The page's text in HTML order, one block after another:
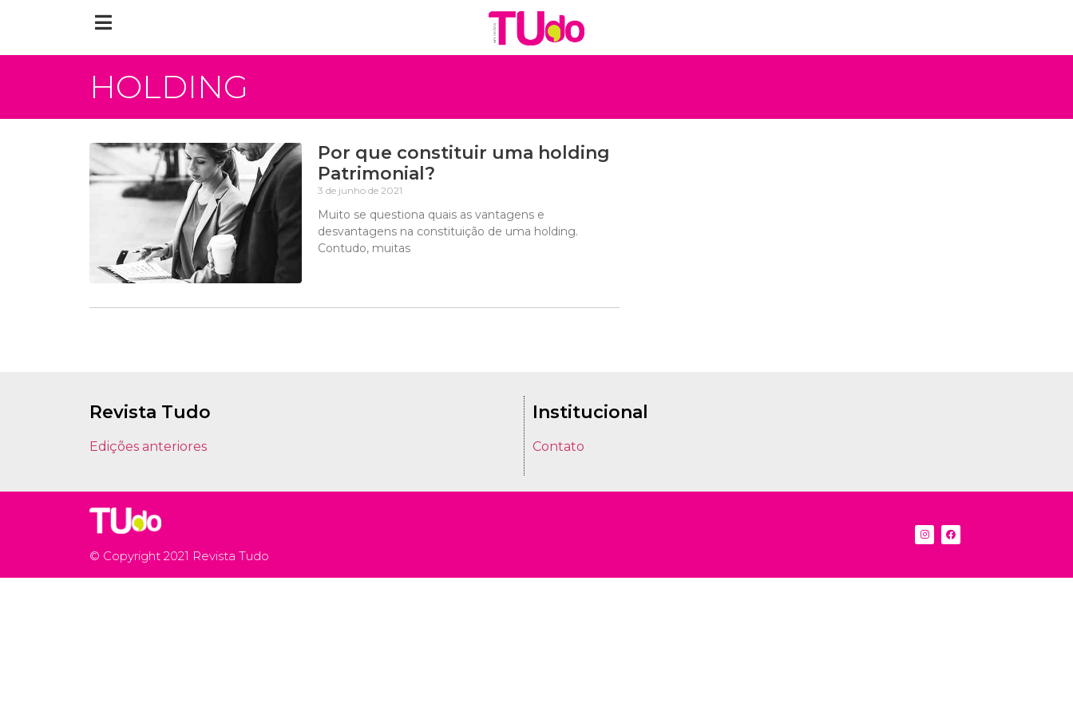
HOLDING
Por que constituir uma holding
Patrimonial?
3 de junho de 2021
Muito se questiona quais as vantagens e
desvantagens na constituição de uma holding.
Contudo, muitas
Revista Tudo
Edições anteriores
Institucional
Contato
© Copyright 2021 Revista Tudo